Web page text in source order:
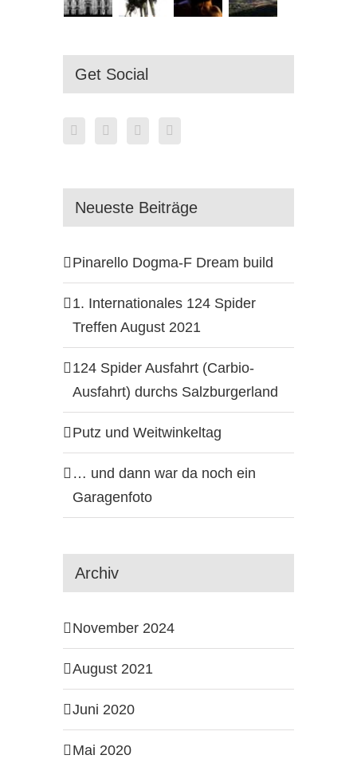
Get Social
Neueste Beiträge
Pinarello Dogma-F Dream build
1. Internationales 124 Spider
Treffen August 2021
124 Spider Ausfahrt (Carbio-
Ausfahrt) durchs Salzburgerland
Putz und Weitwinkeltag
… und dann war da noch ein
Garagenfoto
Archiv
November 2024
August 2021
Juni 2020
Mai 2020